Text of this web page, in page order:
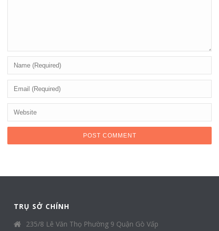
TRỤ SỞ CHÍNH
235/8 Lê Văn Thọ Phường 9 Quận Gò Vấp